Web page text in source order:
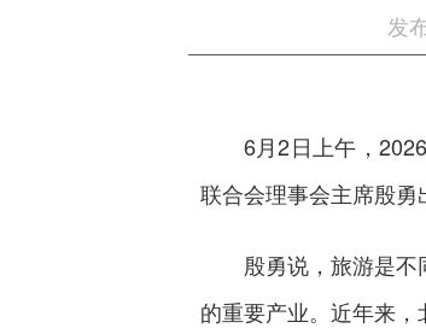
发
6月2日上午，
联合会理事会主席殷勇
殷勇说，旅游是
的重要产业。近年来